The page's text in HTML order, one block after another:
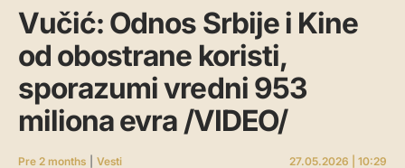
Vučić: Odnos Srbije i Kine
od obostrane koristi,
sporazumi vredni 953
miliona evra /VIDEO/
Pre 2 months Vesti
27.05.2026 | 10:29